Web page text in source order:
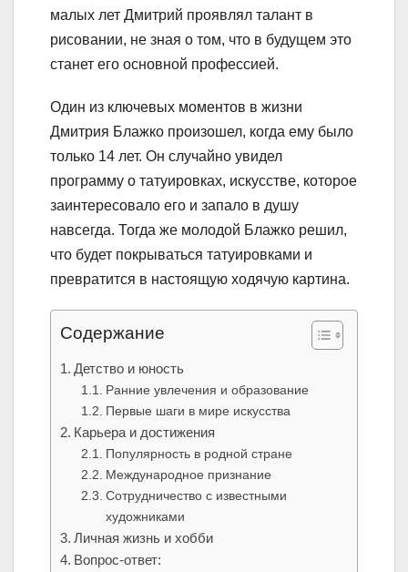
малых лет Дмитрий проявлял талант в
рисовании, не зная о том, что в будущем это
станет его основной профессией.
Один из ключевых моментов в жизни
Дмитрия Блажко произошел, когда ему было
только 14 лет. Он случайно увидел
программу о татуировках, искусстве, которое
заинтересовало его и запало в душу
навсегда. Тогда же молодой Блажко решил,
что будет покрываться татуировками и
превратится в настоящую ходячую картина.
Содержание
Детство и юность
Ранние увлечения и образование
Первые шаги в мире искусства
Карьера и достижения
Популярность в родной стране
Международное признание
Сотрудничество с известными
художниками
Личная жизнь и хобби
Вопрос-ответ: